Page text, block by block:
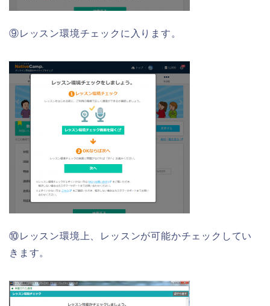
⑨レッスン環境チェックに入ります。
⑩レッスン環境上、レッスンが可能かチェックしてい
きます。